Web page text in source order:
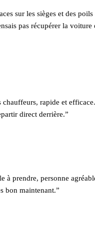
sur les sièges et des
pas récupérer la voiture
chauffeurs, rapide et
direct derrière.”
à prendre, personne
bon maintenant.”